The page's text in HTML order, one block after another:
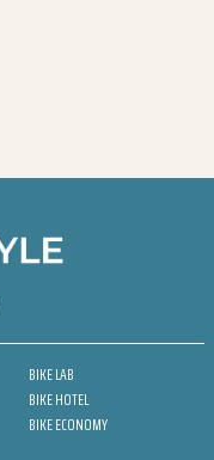
BIKE LAB
BIKE HOTEL
BIKE ECONOMY